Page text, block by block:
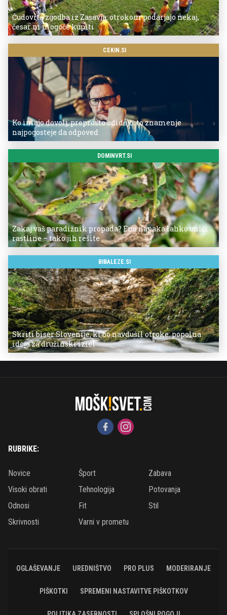
Čudovita zgodba iz Zasavja: otrokom podarjajo nekaj,
česar ni mogoče kupiti
CEKIN.SI
Ko imajo dovolj, preprosto odidejo: to znamenje
najpogosteje da odpoved
DOMINVRT.SI
Zakaj vaš paradižnik propada? Ena napaka lahko uniči
rastline – tako jih rešite
BIBALEZE.SI
Skriti biser Slovenije, ki bo navdušil otroke: popolna
ideja za družinski izlet
RUBRIKE:
Novice Šport
Zabava
Visoki obrati
Tehnologija
Potovanja
Odnosi
Fit
Stil
Skrivnosti
Varni v prometu
OGLAŠEVANJE UREDNIŠTVO PRO PLUS MODERIRANJE
PIŠKOTKI SPREMENI NASTAVITVE PIŠKOTKOV